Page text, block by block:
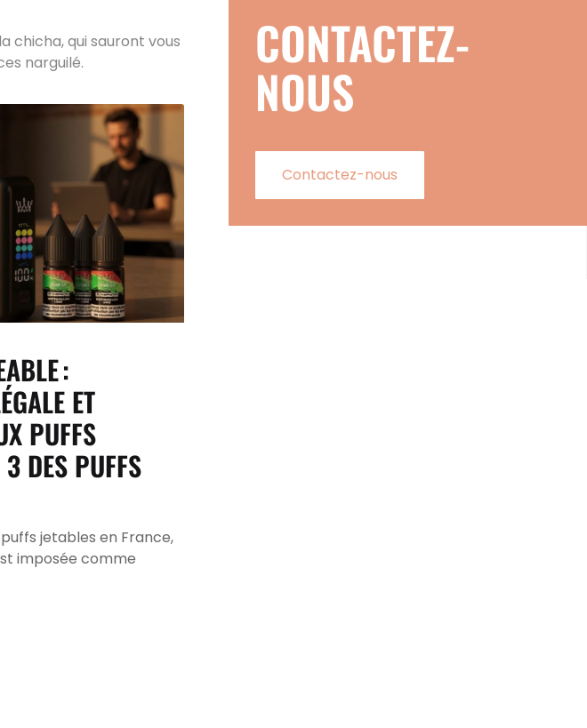
chicha, qui sauront vous
narguilé.
:
ET
PUFFS
DES PUFFS
jetables en France,
imposée comme
CONTACTEZ-
NOUS
Contactez-nous